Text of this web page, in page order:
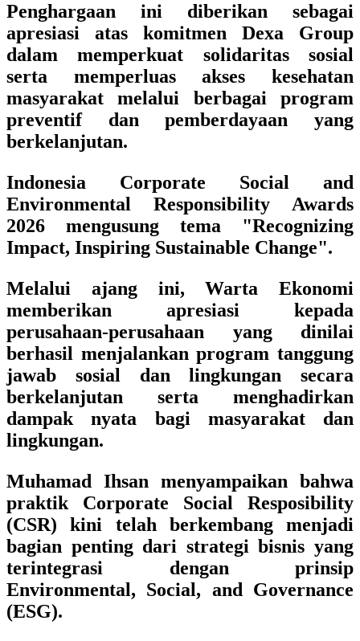
Penghargaan ini diberikan sebagai
apresiasi atas komitmen Dexa Group
dalam memperkuat solidaritas sosial
serta memperluas akses kesehatan
masyarakat melalui berbagai program
preventif dan pemberdayaan yang
berkelanjutan.
Indonesia Corporate Social and
Environmental Responsibility Awards
2026 mengusung tema "Recognizing
Impact, Inspiring Sustainable Change".
Melalui ajang ini, Warta Ekonomi
memberikan apresiasi kepada
perusahaan-perusahaan yang dinilai
berhasil menjalankan program tanggung
jawab sosial dan lingkungan secara
berkelanjutan serta menghadirkan
dampak nyata bagi masyarakat dan
lingkungan.
Muhamad Ihsan menyampaikan bahwa
praktik Corporate Social Resposibility
(CSR) kini telah berkembang menjadi
bagian penting dari strategi bisnis yang
terintegrasi dengan prinsip
Environmental, Social, and Governance
(ESG).